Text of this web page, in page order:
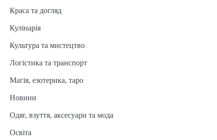
Краса та догляд
Кулінарія
Культура та мистецтво
Логістика та транспорт
Магія, езотерика, таро
Новини
Одяг, взуття, аксесуари та мода
Освіта